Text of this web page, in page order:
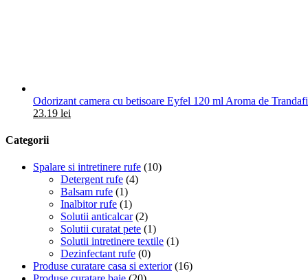
Odorizant camera cu betisoare Eyfel 120 ml Aroma de
23.19 lei
Categorii
Spalare si intretinere rufe (10)
Detergent rufe (4)
Balsam rufe (1)
Inalbitor rufe (1)
Solutii anticalcar (2)
Solutii curatat pete (1)
Solutii intretinere textile (1)
Dezinfectant rufe (0)
Produse curatare casa si exterior (16)